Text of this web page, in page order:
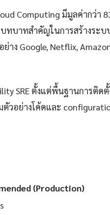
Computing มีมูลค่ากว่า
บทบาทสำคัญในการสร้างระ
าง Google, Netflix,
SRE ตั้งแต่พื้นฐานการติดตั้
วอย่างโค้ดและ
(Production)